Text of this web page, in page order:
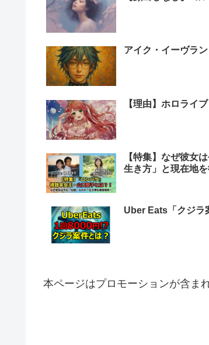
アイク・イーヴラ
【理由】ホロライ
【特集】なぜ彼女
生き方」と現在地を
Uber Eats「クジラ
本ページはプロモーションが含ま